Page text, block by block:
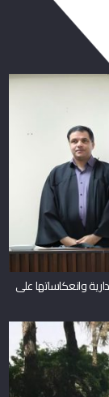
وانعكاساتها على